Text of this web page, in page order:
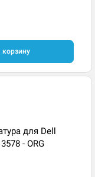
корзину
для Dell
- ORG